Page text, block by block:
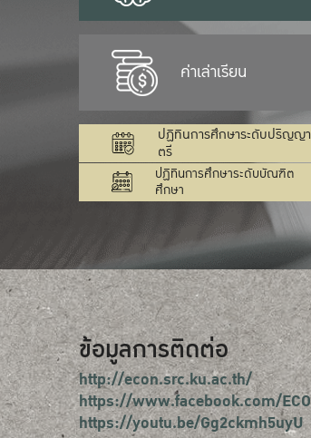
ค่าเล่าเรียน
ปฏิทินการศึกษาระดับปริญญา
ตรี
ปฏิทินการศึกษาระดับบัณฑิต
ศึกษา
ข้อมูลการติดต่อ
http://econ.src.ku.ac.th/
https://www.facebook.com/
https://youtu.be/Gg2ckmh5uyU